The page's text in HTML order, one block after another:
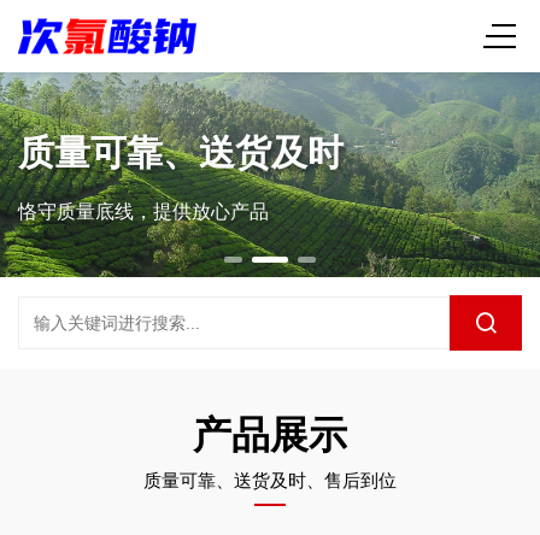
质量可靠、送货及时
恪守质量底线，提供放心产品
产品展示
质量可靠、送货及时、售后到位